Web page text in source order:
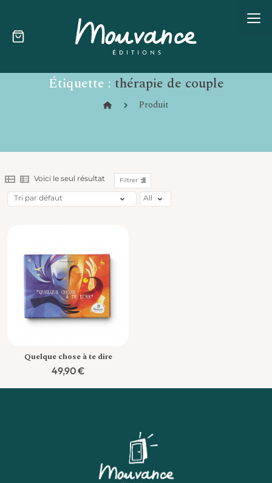
Étiquette : thérapie de couple
Produit
Voici le seul résultat Filtrer
Quelque chose à te dire
49,90€